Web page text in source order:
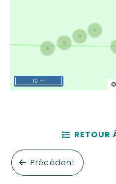
©
10 m
Précédent
RETOUR